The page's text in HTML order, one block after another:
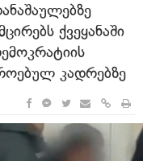
ქვეყანაში
კადრებზე